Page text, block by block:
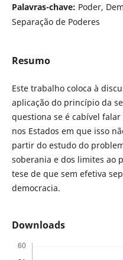
Palavras-chave: Poder,
Separação de Poderes
Resumo
Este trabalho coloca à
aplicação do princípio da
questiona se é cabível
nos Estados em que isso
partir do estudo do
soberania e dos limites ao
tese de que sem efetiva
democracia.
Downloads